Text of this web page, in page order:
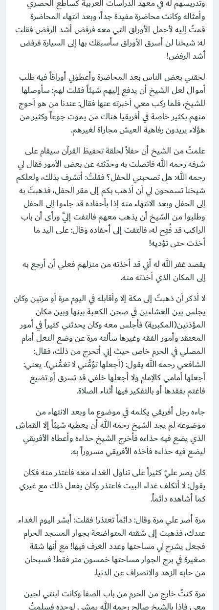
وتدريسهم له في معهد الدراسات العربية كساطع الحصري
وأمثاله وكانت محاضرة مفيدة جداً، وبعد انتهاء المحاضرة
قمتُ إليه لأحمل الأوراق التي معه فرفض أشد الرفض فقلت
له: شيخنا لن أسرق الأوراق سأسبقك بها إلى السيارة فرفض
أشد الرفض!
لحقني بعض الناس بعد المحاضرة وأعطوني أوراقاً فيه طلب
أموال لعل الشيخ أن يدفع إليهم شيئاً فقلت لهم: سأوصلها
للشيخ، فلما ركب معي أخبرته عنها فقال: عندنا من هو أحوج
منهم بكثير خاصة في أفريقيا هناك من يموت جوعاً وكثير من
هؤلاء يريدون رفاهية العيش مجاراة لغيرهم.
علمتُ من الشيخ أن حفلاً لحلقة تحفيظ القرآن سيقام على
شرفه رحمه الله فاتصلت به وحدّثته عن بعض الأمور فقال لي
رحمه الله: هل تصحبني للحفل؟ فقلتُ: أتشرف بذلك، ولعلكم
شيخنا تسمحون لي أن أذهب بكم إلى مقر الحفل، فذهبتُ به
إلى الحفل وبعد الانتهاء منه إذا بأحفاده قد جاءوا إلى الحفل
وطلبوا من الشيخ أن يذهب معهم فالتفت إليَّ ورأى أن باب
الراكب قد فُتِح له، فالتفت إلى أحفاده وقال: على اليد ما
أخذت حتى تؤديه!
يقصد غفر الله له أني قد أخذته من منزلهم فعلي أن أرجع به
إلى المكان الذي أخذته منه.
لا أذكر أن ذهبتُ إلى مكة إلا وأقابله في اليوم مرة أو مرتين وكان
يجلس بين العشاءين في صحن الكعبة بينها وبين مكان
المؤذنين(المكبرية) فأجلس معه وكان يحدثني كثيراً في أمور
المعتقد وأمور الفقه وغيرها سألته مرة عن وضع النعل أمام
المصلي في الحرم خاص حيث إني أتحرج من ذلك، فقال:
الشافعي رحمه الله يقول: (أجعلها تؤمُّني لا تغمُّني). يعني:
أجعلها أمامي كالإمام ولا أجعلها خلفي قد تسرق أو تضيع
فاغتم بفقدها أو بالتفكير فيها أثناء الصلاة.
جاءه رجل أفريقي يكلمه في موضوع ما وبعد الانتهاء من
موضوعه لم يجد الشيخ رحمه الله أن يعطيه شيئاً إلا القماش
الذي يضع فيه حذاءه فأخرج الشيخ حذاءه وأعطاه الأفريقي
ليضع فيه حذاءه فأخذه الأفريقي مسروراً به.
كان يصر عليَّ كثيراً على تناول الغداء معه فاعتذر منه فكان
يقول: لا أتكلف غداء البيت فاعتذر وكان يفعل ذلك مع غيري
كما أشاهده دائماً.
مرة أصر علي مرة وقال: دائماً تعتذر! فقلت: أبشر اليوم الغداء
عندك، فذهبت إلى شقته المتواضعة بجوار المسجد الحرام
فجعل يشرح لي مساحتها وعدد الغرف فيها! مع أنها شقة
صغيرة في برج الجوار مساحتها خمسون متر فقط! فسبحان
من حابه الزهد والانصراف عن الدنيا.
مرة كنتُ خارج من الحرم من باب الصفا وكانت ابنتي لجين
معي فإذا بالشيخ صالح رحمه الله يمشي لوحده فسلمتُ